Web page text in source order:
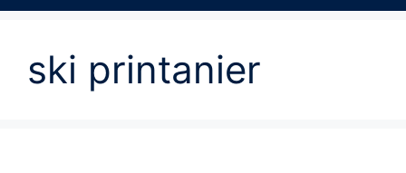
ski printanier